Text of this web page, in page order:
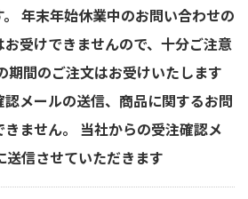
年末年始休業中のお問い合わせの
受けできませんので、十分ご注意
期間のご注文はお受けいたします
メールの送信、商品に関するお問
ません。 当社からの受注確認メ
送信させていただきます